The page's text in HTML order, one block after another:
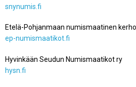
snynumis.fi
Etelä-Pohjanmaan numismaatinen
ep-numismaatikot.fi
Hyvinkään Seudun Numismaatikot ry
hysn.fi